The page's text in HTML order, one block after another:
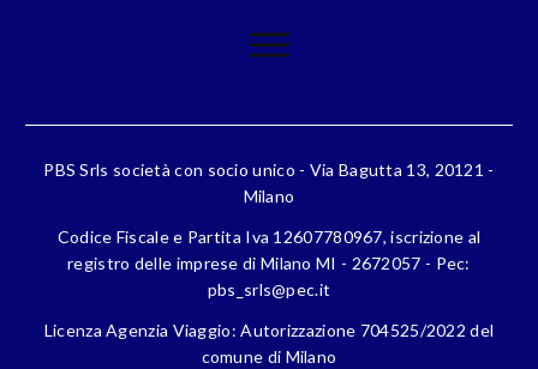
PBS Srls società con socio unico - Via Bagutta 13, 20121 -
Milano
Codice Fiscale e Partita Iva 12607780967, iscrizione al
registro delle imprese di Milano MI - 2672057 - Pec:
pbs_srls@pec.it
Licenza Agenzia Viaggio: Autorizzazione 704525/2022 del
comune di Milano